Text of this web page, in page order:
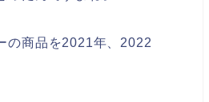
の商品を2021年、2022